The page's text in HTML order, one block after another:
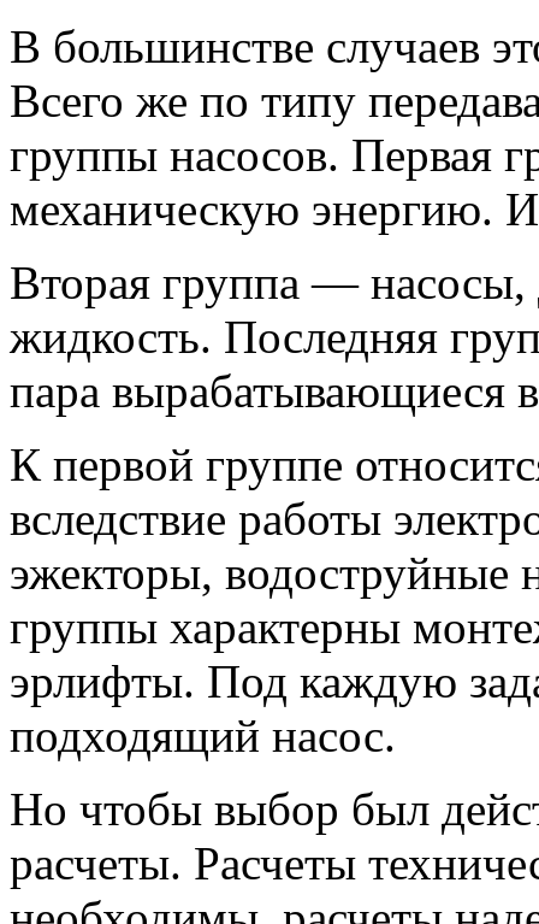
В большинстве случаев
Всего же по типу
группы насосов. Первая
механическую энергию.
Вторая группа — насосы,
жидкость. Последняя
пара вырабатывающиеся
К первой группе
вследствие работы
эжекторы, водоструйные
группы характерны
эрлифты. Под каждую
подходящий насос.
Но чтобы выбор был
расчеты. Расчеты